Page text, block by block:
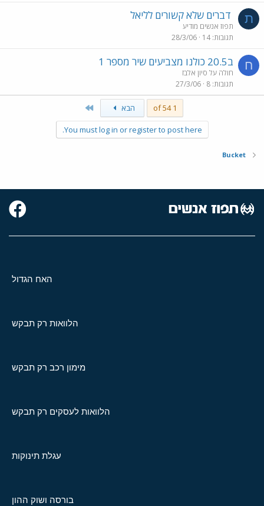
ת דברים שלא קשורים לליאל
תפוז אנשים מודיע
תגובות 14
28/3/06
ח ב20.5 כולנו מצביעים שיר מספר 1
חולה על סיון אלבז
תגובות 8
27/3/06
1 of 54 הבא
You must log in or register to post here.
Bucket
האח הגדול
הלוואות רק תבקש
מימון רכב רק תבקש
הלוואות לעסקים רק תבקש
עגלת תינוקות
בורסה ושוק ההון